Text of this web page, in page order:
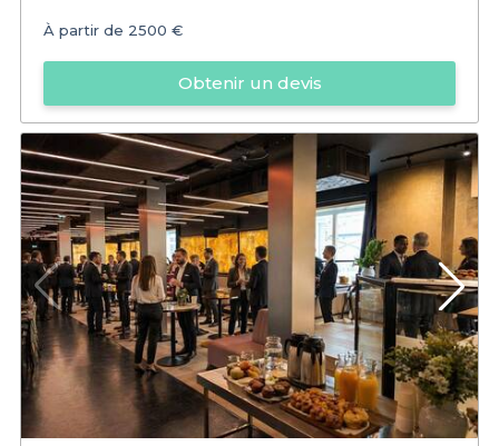
À partir de 2500 €
Obtenir un devis